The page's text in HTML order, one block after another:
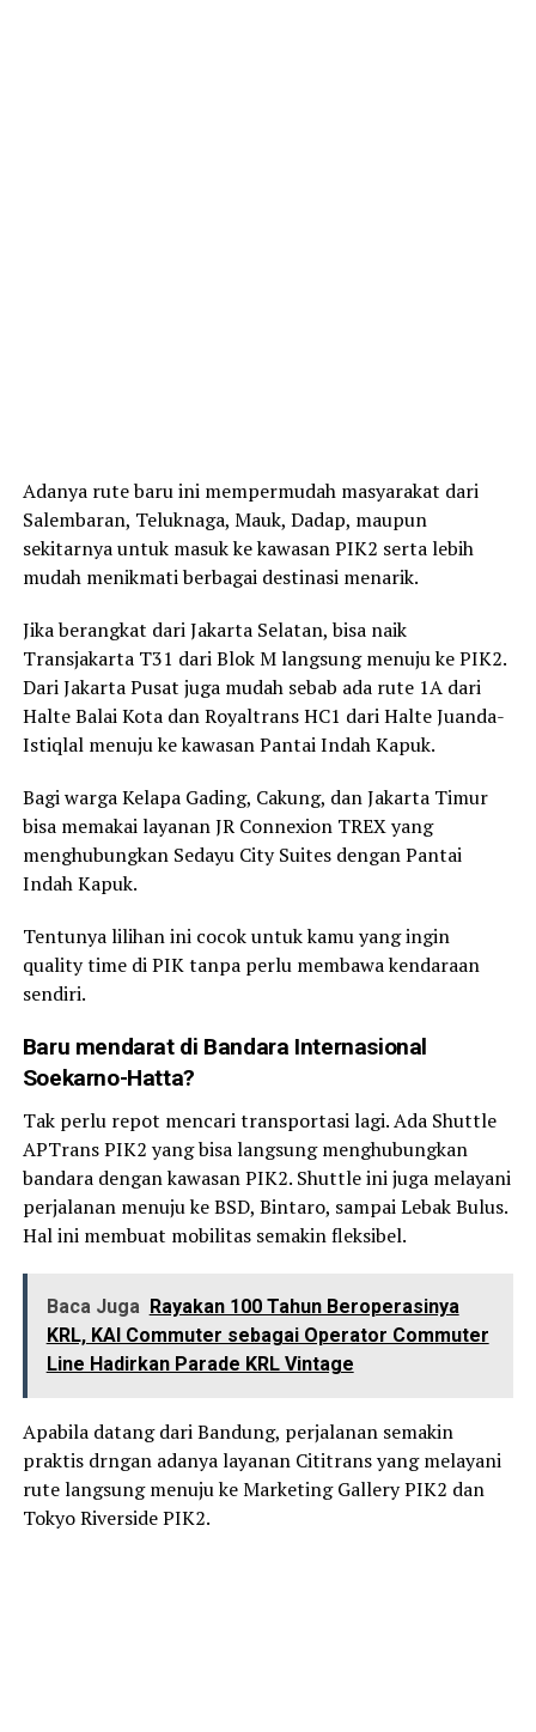
Adanya rute baru ini mempermudah masyarakat dari
Salembaran, Teluknaga, Mauk, Dadap, maupun
sekitarnya untuk masuk ke kawasan PIK2 serta lebih
mudah menikmati berbagai destinasi menarik.
Jika berangkat dari Jakarta Selatan, bisa naik
Transjakarta T31 dari Blok M langsung menuju ke PIK2.
Dari Jakarta Pusat juga mudah sebab ada rute 1A dari
Halte Balai Kota dan Royaltrans HC1 dari Halte Juanda-
Istiqlal menuju ke kawasan Pantai Indah Kapuk.
Bagi warga Kelapa Gading, Cakung, dan Jakarta Timur
bisa memakai layanan JR Connexion TREX yang
menghubungkan Sedayu City Suites dengan Pantai
Indah Kapuk.
Tentunya lilihan ini cocok untuk kamu yang ingin
quality time di PIK tanpa perlu membawa kendaraan
sendiri.
Baru mendarat di Bandara Internasional
Soekarno-Hatta?
Tak perlu repot mencari transportasi lagi. Ada Shuttle
APTrans PIK2 yang bisa langsung menghubungkan
bandara dengan kawasan PIK2. Shuttle ini juga melayani
perjalanan menuju ke BSD, Bintaro, sampai Lebak Bulus.
Hal ini membuat mobilitas semakin fleksibel.
Baca Juga Rayakan 100 Tahun Beroperasinya
KRL, KAI Commuter sebagai Operator Commuter
Line Hadirkan Parade KRL Vintage
Apabila datang dari Bandung, perjalanan semakin
praktis drngan adanya layanan Cititrans yang melayani
rute langsung menuju ke Marketing Gallery PIK2 dan
Tokyo Riverside PIK2.